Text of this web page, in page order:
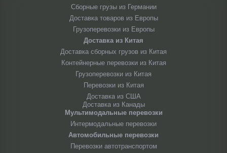
Сборные грузы из Германии
Доставка товаров из Европы
Грузоперевозки из Европы
Доставка из Китая
Доставка сборных грузов из Китая
Контейнерные перевозки из Китая
Грузоперевозки из Китая
Перевозки из Китая
Доставка из США
Доставка из Канады
Мультимодальные перевозки
Интермодальные перевозки
Автомобильные перевозки
Перевозки автотранспортом